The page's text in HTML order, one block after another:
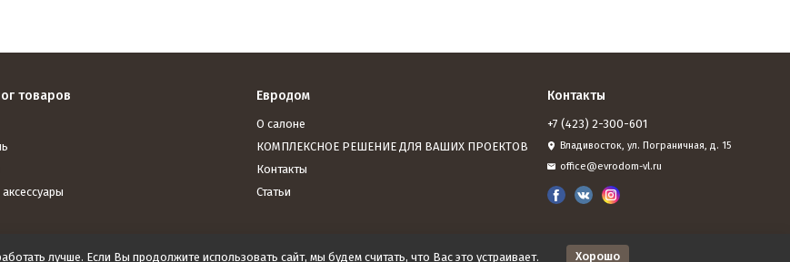
товаров Евродом
О салоне
КОМПЛЕКСНОЕ РЕШЕНИЕ ДЛЯ ВАШИХ ПРОЕКТОВ
Контакты
Статьи
Контакты
+7 (423) 2-300-601
Владивосток, ул. Пограничная, д. 15
office@evrodom-vl.ru
лучше. Если Вы продолжите использовать сайт, мы будем считать, что Вас это устраивает. Хорошо